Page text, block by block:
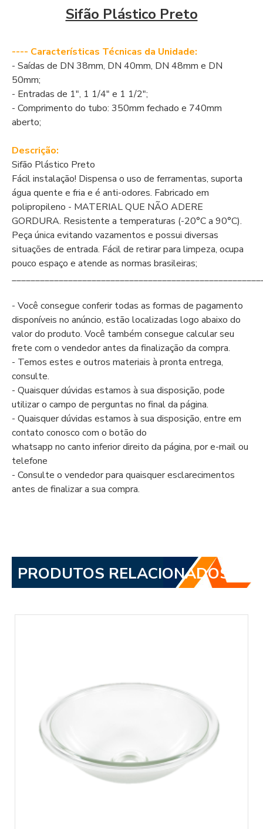
Sifão Plástico Preto
---- Características Técnicas da Unidade:
- Saídas de DN 38mm, DN 40mm, DN 48mm e DN
50mm;
- Entradas de 1", 1 1/4" e 1 1/2";
- Comprimento do tubo: 350mm fechado e 740mm
aberto;
Descrição:
Sifão Plástico Preto
Fácil instalação! Dispensa o uso de ferramentas, suporta
água quente e fria e é anti-odores. Fabricado em
polipropileno - MATERIAL QUE NÃO ADERE
GORDURA. Resistente a temperaturas (-20°C a 90°C).
Peça única evitando vazamentos e possui diversas
situações de entrada. Fácil de retirar para limpeza, ocupa
pouco espaço e atende as normas brasileiras;
- Você consegue conferir todas as formas de pagamento
disponíveis no anúncio, estão localizadas logo abaixo do
valor do produto. Você também consegue calcular seu
frete com o vendedor antes da finalização da compra.
- Temos estes e outros materiais à pronta entrega,
consulte.
- Quaisquer dúvidas estamos à sua disposição, pode
utilizar o campo de perguntas no final da página.
- Quaisquer dúvidas estamos à sua disposição, entre em
contato conosco com o botão do
whatsapp no canto inferior direito da página, por e-mail ou
telefone
- Consulte o vendedor para quaisquer esclarecimentos
antes de finalizar a sua compra.
PRODUTOS RELACIONADOS